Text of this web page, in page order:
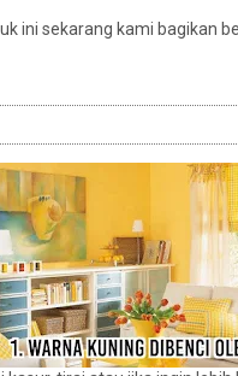
ini sekarang kami bagikan